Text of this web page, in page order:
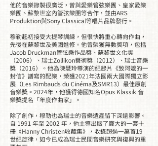
他的音樂錄製很廣泛，曾與愛樂管弦樂團、皇家愛樂
樂團、蘇黎世室內管弦樂團等合作，並由ARS
Produktion與Sony Classical等唱片品牌發行。
穆勒起初接受大提琴訓練，但很快將重心轉向作曲，
先後在蘇黎世及美國進修。他曾榮獲無數獎項，包括
Jacob Druckman管弦樂作品獎、蘇黎世文化獎
（2006）、瑞士Zollikon藝術獎（2012）、瑞士音樂
獎（2016）。他為陳慧玲導演的紀錄片《致阿嬤的一
封信》譜寫的配樂，榮獲2021年法國兩大國際獨立影
展（Les Rimbauds du Cinéma及SMR13）最佳原創
音樂獎。2024年，他獲得德國知名Opus Klassik 音
樂獎提名「年度作曲家」。
除了創作，穆勒也為瑞士的音樂遺產留下深遠影響。
自 1991 年至 2002 年，他主導出版了龐大的一套十
冊《Hanny Christen收藏集》，收錄超過一萬首19
世紀旋律，如今已成為瑞士民間音樂研究與復興的重